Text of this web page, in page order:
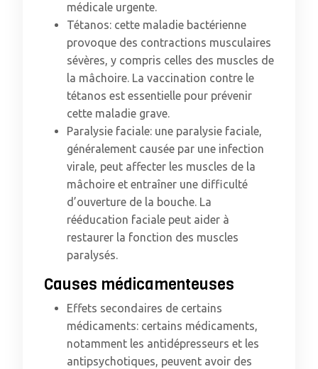
médicale urgente.
Tétanos: cette maladie bactérienne
provoque des contractions musculaires
sévères, y compris celles des muscles de
la mâchoire. La vaccination contre le
tétanos est essentielle pour prévenir
cette maladie grave.
Paralysie faciale: une paralysie faciale,
généralement causée par une infection
virale, peut affecter les muscles de la
mâchoire et entraîner une difficulté
d’ouverture de la bouche. La
rééducation faciale peut aider à
restaurer la fonction des muscles
paralysés.
Causes médicamenteuses
Effets secondaires de certains
médicaments: certains médicaments,
notamment les antidépresseurs et les
antipsychotiques, peuvent avoir des